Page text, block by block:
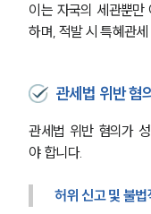
이는 자국의 세관뿐만
하며, 적발 시 특혜관
관세법 위반 혐
관세법 위반 혐의가
야 합니다.
허위 신고 및 불법